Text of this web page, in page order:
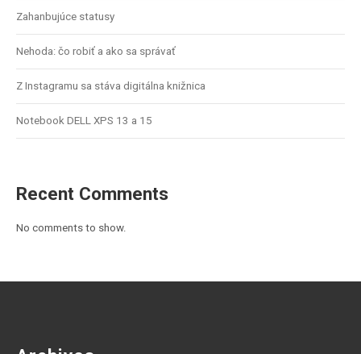
Zahanbujúce statusy
Nehoda: čo robiť a ako sa správať
Z Instagramu sa stáva digitálna knižnica
Notebook DELL XPS 13 a 15
Recent Comments
No comments to show.